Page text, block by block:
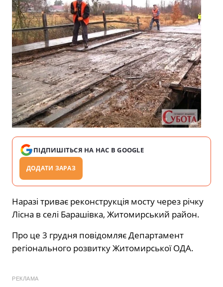
ПІДПИШІТЬСЯ НА НАС В GOOGLE
ДОДАТИ ЗАРАЗ
Наразі триває реконструкція мосту через річку
Лісна в селі Барашівка, Житомирський район.
Про це 3 грудня повідомляє Департамент
регіонального розвитку Житомирської ОДА.
РЕКЛАМА